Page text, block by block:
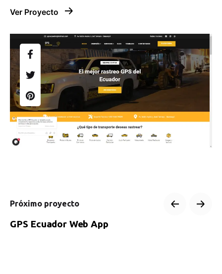
Ver Proyecto
Próximo proyecto
GPS Ecuador Web App